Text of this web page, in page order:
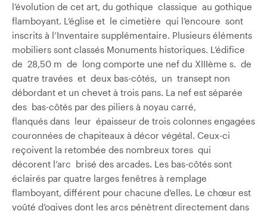
l’évolution de cet art, du gothique classique au gothique
flamboyant. L’église et le cimetière qui l’encoure sont
inscrits à l’Inventaire supplémentaire. Plusieurs éléments
mobiliers sont classés Monuments historiques. L’édifice
de 28,50 m de long comporte une nef du XIIIème s. de
quatre travées et deux bas-côtés, un transept non
débordant et un chevet à trois pans. La nef est séparée
des bas-côtés par des piliers à noyau carré,
flanqués dans leur épaisseur de trois colonnes engagées
couronnées de chapiteaux à décor végétal. Ceux-ci
reçoivent la retombée des nombreux tores qui
décorent l’arc brisé des arcades. Les bas-côtés sont
éclairés par quatre larges fenêtres à remplage
flamboyant, différent pour chacune d’elles. Le chœur est
voûté d’ogives dont les arcs pénètrent directement dans